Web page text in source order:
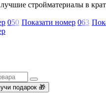
стройматериалы в
050 Показати номер 063
подарок 🎁